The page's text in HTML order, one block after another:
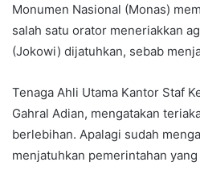
Monumen Nasional (Monas)
salah satu orator meneriakkan
(Jokowi) dijatuhkan, sebab
Tenaga Ahli Utama Kantor Staf
Gahral Adian, mengatakan
berlebihan. Apalagi sudah
menjatuhkan pemerintahan yang